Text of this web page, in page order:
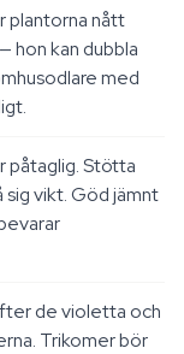
plantorna nått
hon kan dubbla
med
påtaglig. Stötta
vikt. Göd jämnt
de violetta och
Trikomer bör